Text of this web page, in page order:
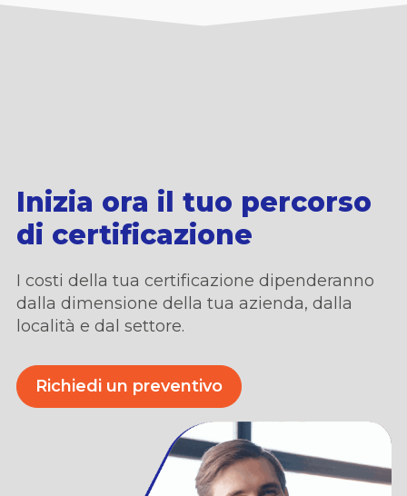
Inizia ora il tuo percorso
di certificazione
I costi della tua certificazione dipenderanno
dalla dimensione della tua azienda, dalla
località e dal settore.
Richiedi un preventivo